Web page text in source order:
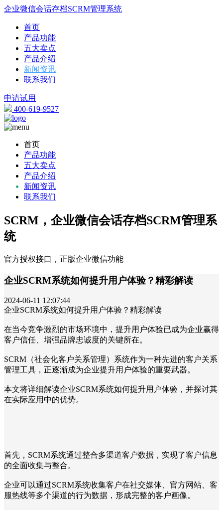
企业微信会话存档SCRM管理系统
首页
产品功能
五大卖点
产品介绍
新闻资讯
联系我们
申请试用
400-619-9527
首页
产品功能
五大卖点
产品介绍
新闻资讯
联系我们
SCRM，企业微信会话存档SCRM管理系
统
官方授权接口，正版企业微信功能
企业SCRM系统如何提升用户体验？精彩解读
2024-06-11 12:07:44
企业SCRM系统如何提升用户体验？精彩解读
在当今竞争激烈的市场环境中，提升用户体验已成为企业赢得
客户信任、增强品牌忠诚度的关键所在。
SCRM（社会化客户关系管理）系统作为一种先进的客户关系
管理工具，正逐渐成为企业提升用户体验的重要武器。
本文将详细解读企业SCRM系统如何提升用户体验，并探讨其
在实际应用中的优势。
首先，SCRM系统通过整合多渠道客户数据，实现了客户信息
的全面收集与整合。
企业可以通过SCRM系统收集客户在社交媒体、官方网站、客
服热线等多个渠道的行为数据，形成完整的客户画像。